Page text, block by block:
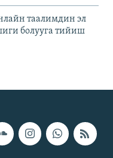
таалимдин эл
болууга тийиш